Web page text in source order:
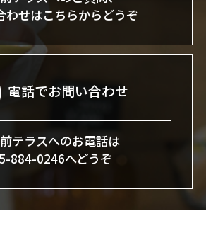
わせはこちらからどうぞ
電話でお問い合わせ
テラスへのお電話は
884-0246へどうぞ